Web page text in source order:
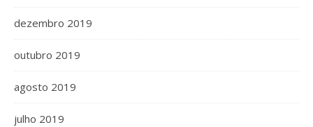
dezembro 2019
outubro 2019
agosto 2019
julho 2019